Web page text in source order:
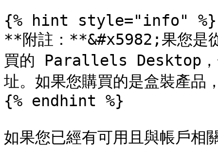
{% hint style="info" %}
**附註：**&#x5982;果您
買的 Parallels Desktop，
址。如果您購買的是盒裝產品
{% endhint %}
如果您已經有可用且與帳戶相